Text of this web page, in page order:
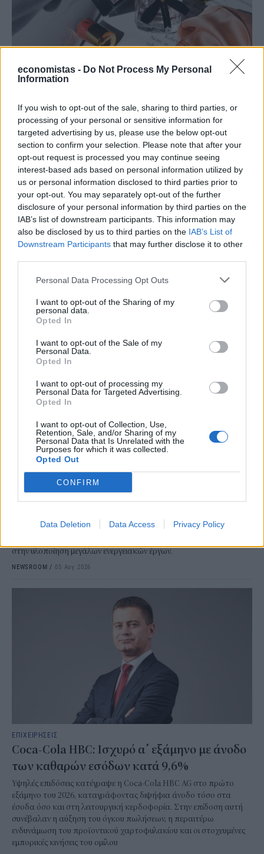
economistas - Do Not Process My Personal
Information
If you wish to opt-out of the sale, sharing to third parties, or
processing of your personal or sensitive information for
targeted advertising by us, please use the below opt-out
section to confirm your selection. Please note that after your
opt-out request is processed you may continue seeing
interest-based ads based on personal information utilized by
us or personal information disclosed to third parties prior to
your opt-out. You may separately opt-out of the further
disclosure of your personal information by third parties on the
IAB’s list of downstream participants. This information may
also be disclosed by us to third parties on the IAB’s List of
Downstream Participants that may further disclose it to other
Personal Data Processing Opt Outs
I want to opt-out of the Sharing of my
personal data.
Opted In
I want to opt-out of the Sale of my
Personal Data.
Opted In
I want to opt-out of processing my
Personal Data for Targeted Advertising.
Opted In
I want to opt-out of Collection, Use,
Retention, Sale, and/or Sharing of my
Personal Data that Is Unrelated with the
Purposes for which it was collected.
Opted Out
CONFIRM
Data Deletion Data Access Privacy Policy
ΕΠΙΧΕΙΡΗΣΕΙΣ
Τι είναι το «φαινόμενο του κραγιόν» στο
οποίο πόνταρε η L’Oréal
Έχετε νιώσει ποτέ την ανάγκη να αγοράσετε κάτι μόνο και μόνο για
να αισθανθείτε καλύτερα; Αν ναι, δεν είστε οι μόνοι. Το «φαινόμενο
του κραγιόν» περιγράφει ακριβώς αυτή την τάση των
καταναλωτών να στρέφονται σε μικρές και σχετικά προσιτές
αγορές, όπως τα καλλυντικά, σε περιόδους έντονης οικονομικής ή
ψυχολογικής πίεσης.
ΕΠΙΧΕΙΡΗΣΕΙΣ
Λάρισα Θερμοηλεκτρική: Στην ΑΒΑΞ η
κατασκευή του σταθμού ηλεκτροπαραγωγής
800 MW
Την υπογραφή σύμβασης με τη Λάρισα Θερμοηλεκτρική
ανακοίνωσε ο Όμιλος ΑΒΑΞ, αναλαμβάνοντας τη μελέτη, την
συνδυασμένου κύκλου, ισχύος 800 MW. Η νέα ανάθεση
στην υλοποίηση μεγάλων ενεργειακών έργων.
NEWSROOM / 05 Αυγ 2026
ΕΠΙΧΕΙΡΗΣΕΙΣ
Coca-Cola HBC: Ισχυρό α΄ εξάμηνο με άνοδο
των καθαρών εσόδων κατά 9,6%
Υψηλές επιδόσεις κατέγραψε η Coca-Cola HBC AG στο πρώτο
εξάμηνο του 2026, καταγράφοντας διψήφια άνοδο τόσο στα
έσοδα όσο και στη λειτουργική κερδοφορία. Στην επίδοση αυτή
συνέβαλαν η αύξηση του όγκου πωλήσεων, η περαιτέρω
ενδυνάμωση του προϊοντικού χαρτοφυλακίου και οι στοχευμένες
εμπορικές κινήσεις του ομίλου